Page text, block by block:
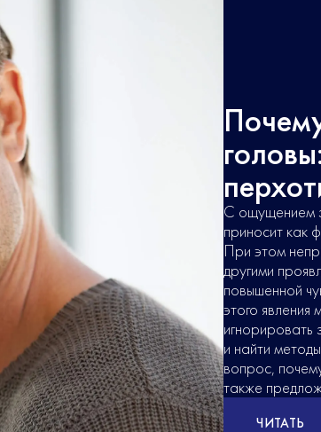
С ощущением
приносит как
При этом
другими
повышенной
этого
игнорировать
и найти
вопрос,
также
ЧИТАТЬ